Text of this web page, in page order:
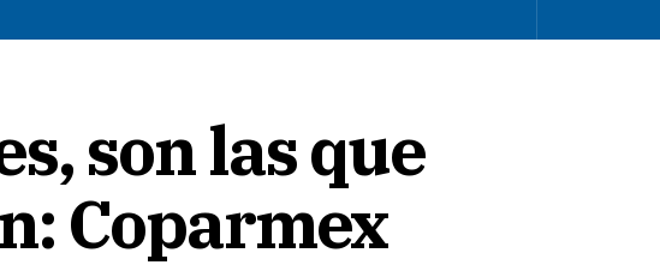
son las que
Coparmex